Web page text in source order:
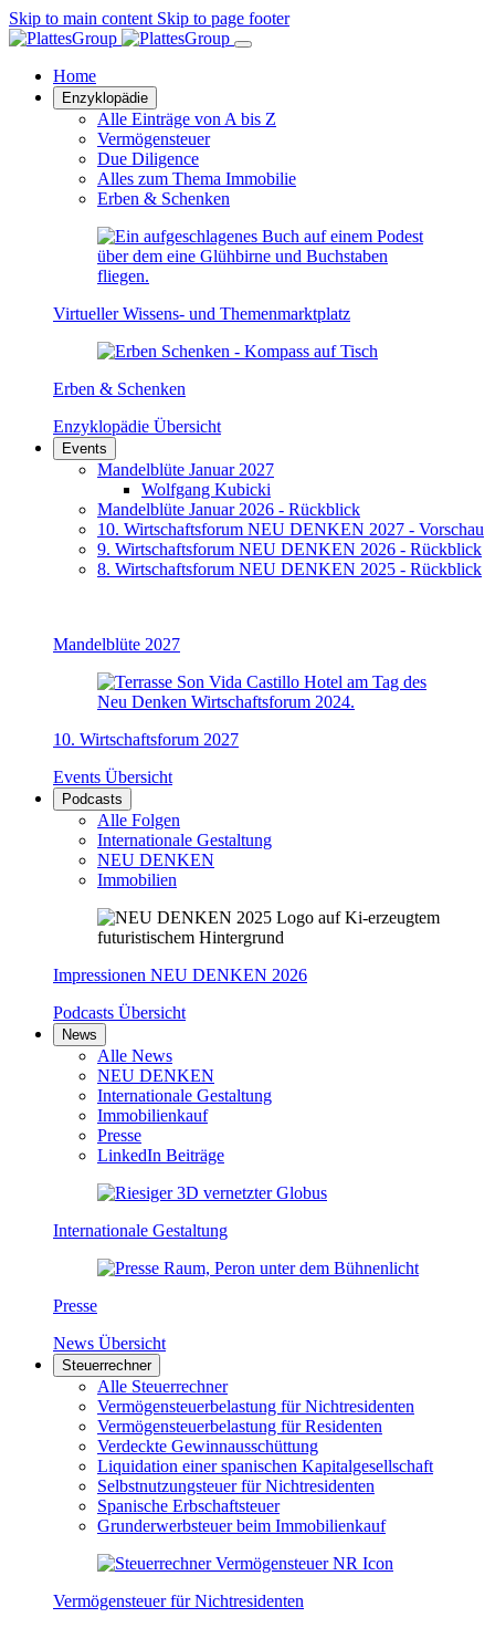
Skip to main content Skip to page footer
Home
Enzyklopädie
Alle Einträge von A bis Z
Vermögensteuer
Due Diligence
Alles zum Thema Immobilie
Erben & Schenken
Virtueller Wissens- und Themenmarktplatz
Erben & Schenken
Enzyklopädie Übersicht
Events
Mandelblüte Januar 2027
Wolfgang Kubicki
Mandelblüte Januar 2026 - Rückblick
10. Wirtschaftsforum NEU DENKEN 2027 - Vorschau
9. Wirtschaftsforum NEU DENKEN 2026 - Rückblick
8. Wirtschaftsforum NEU DENKEN 2025 - Rückblick
Mandelblüte 2027
10. Wirtschaftsforum 2027
Events Übersicht
Podcasts
Alle Folgen
Internationale Gestaltung
NEU DENKEN
Immobilien
Impressionen NEU DENKEN 2026
Podcasts Übersicht
News
Alle News
NEU DENKEN
Internationale Gestaltung
Immobilienkauf
Presse
LinkedIn Beiträge
Internationale Gestaltung
Presse
News Übersicht
Steuerrechner
Alle Steuerrechner
Vermögensteuerbelastung für Nichtresidenten
Vermögensteuerbelastung für Residenten
Verdeckte Gewinnausschüttung
Liquidation einer spanischen Kapitalgesellschaft
Selbstnutzungsteuer für Nichtresidenten
Spanische Erbschaftsteuer
Grunderwerbsteuer beim Immobilienkauf
Vermögensteuer für Nichtresidenten